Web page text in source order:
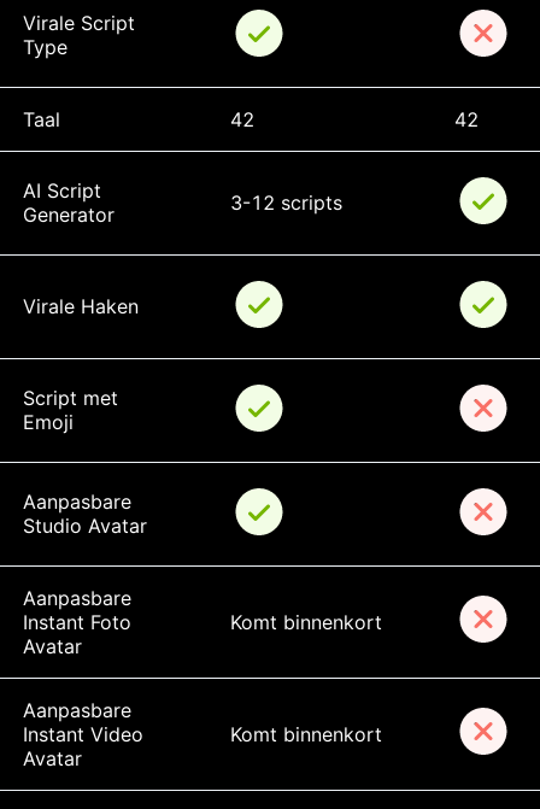
Virale Script
Type
Taal 42 42
AI Script
Generator
3-12 scripts
Virale Haken
Script met
Emoji
Aanpasbare
Studio Avatar
Aanpasbare
Instant Foto
Avatar
Komt binnenkort
Aanpasbare
Instant Video
Avatar
Komt binnenkort